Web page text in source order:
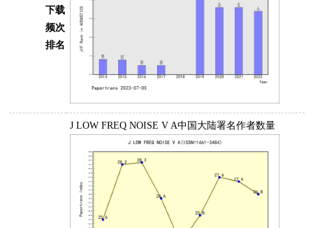
下载
频次
排名
J LOW FREQ NOISE V A中国大陆署名作者数量